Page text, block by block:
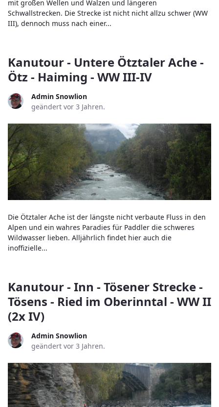
mit großen Wellen und Walzen und längeren
Schwallstrecken. Die Strecke ist nicht nicht allzu schwer (WW
III), dennoch muss nach einer...
Kanutour - Untere Ötztaler Ache -
Ötz - Haiming - WW III-IV
Admin Snowlion
geändert vor 3 Jahren.
Die Ötztaler Ache ist der längste nicht verbaute Fluss in den
Alpen und ein wahres Paradies für Paddler die schweres
Wildwasser lieben. Alljährlich findet hier auch die
inoffizielle...
Kanutour - Inn - Tösener Strecke -
Tösens - Ried im Oberinntal - WW II
(2x IV)
Admin Snowlion
geändert vor 3 Jahren.